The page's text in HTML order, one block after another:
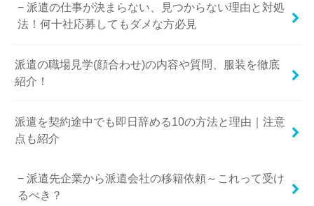
派遣の仕事が決まらない、見つからない理由と対処
法！何十社応募してもダメな方必見
派遣の職場見学(顔合わせ)の内容や質問、服装を徹底
紹介！
派遣を契約途中でも即日辞める10の方法と理由｜注意
点も紹介
派遣先企業から派遣会社の移籍依頼～これって受け
るべき？